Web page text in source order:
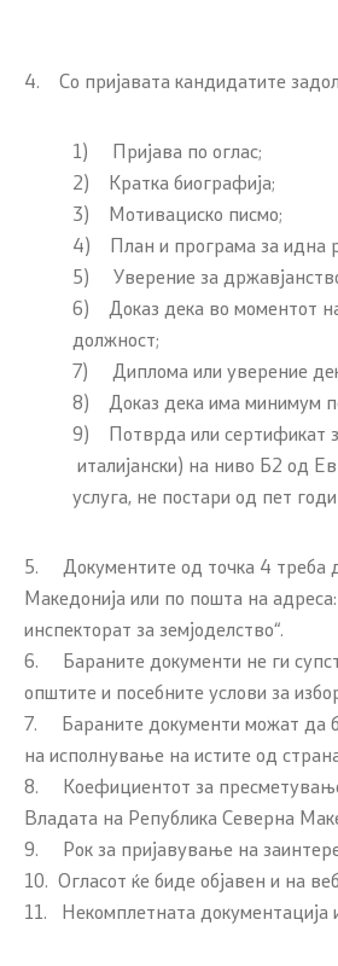
4. Со пријавата кандидатите
1) Пријава по оглас;
2) Кратка биографија;
3) Мотивациско писмо;
4) План и програма за идна
5) Уверение за
6) Доказ дека во моментот на
должност;
7) Диплома или уверение
8) Доказ дека има минимум
9) Потврда или сертификат
италијански) на ниво Б2 од
услуга, не постари од пет
5. Документите од точка 4 треба
Македонија или по пошта на
инспекторат за земјоделство“.
6. Бараните документи не ги
општите и посебните услови за
7. Бараните документи можат да
на исполнување на истите од
8. Коефициентот за пресметување
Владата на Република Северна
9. Рок за пријавување на
10. Огласот ќе биде објавен и на
11. Некомплетната документација